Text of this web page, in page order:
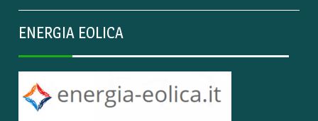
ENERGIA EOLICA